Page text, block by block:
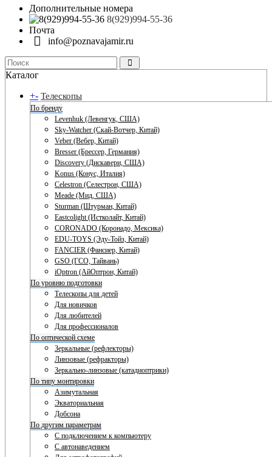
Дополнительные номера
8(929)994-55-36
Почта
info@poznavajamir.ru
Каталог
+- Телескопы
По бренду
Levenhuk (Левенгук, США)
Sky-Watcher (Скай-Вотчер, Китай)
Veber (Вебер, Китай)
Bresser (Брессер, Германия)
Discovery (Дискавери, США)
Konus (Конус, Италия)
Celestron (Селестрон, США)
Meade (Мид, США)
Sturman (Штурман, Китай)
Eastcolight (Истколайт, Китай)
CORONADO (Коронадо, Мексика)
EDU-TOYS (Эду-Тойз, Китай)
FANCIER (Фансиер, Китай)
GSO (ГСО, Тайвань)
iOptron (АйОптрон, Китай)
По уровню подготовки
Телескопы для детей
Для новичков
Для любителей
Для профессионалов
По оптической схеме
Зеркальные (рефлекторы)
Линзовые (рефракторы)
Зеркально-линзовые (катадиоптрики)
По типу монтировки
Азимутальная
Экваториальная
Добсона
По другим параметрам
С подключением к компьютеру
С автонаведением